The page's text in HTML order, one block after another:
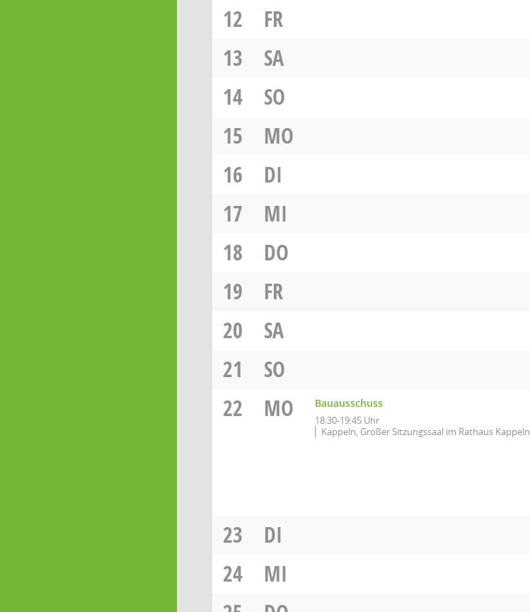
12
FR
13
SA
14
SO
15
MO
16
DI
17
MI
18
DO
19
FR
20
SA
21
SO
22
MO Bauausschuss
18:30-19:45 Uhr
Kappeln, Großer Sitzungssaal im Rathaus Kappeln
23
DI
24
MI